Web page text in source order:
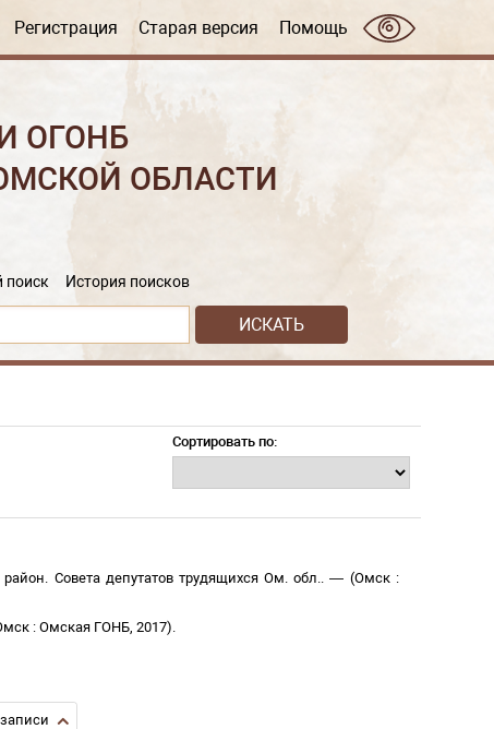
Регистрация Старая версия Помощь
ОГОНБ
ОБЛАСТИ
поиск История поисков
Сортировать по:
Совета депутатов трудящихся Ом. обл.. — (Омск :
: Омская ГОНБ, 2017).